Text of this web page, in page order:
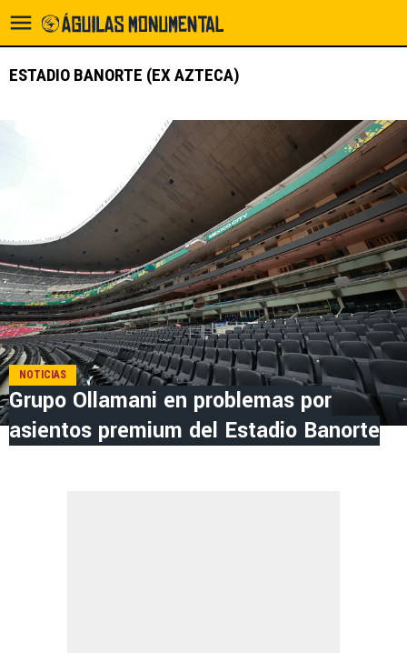
ESTADIO BANORTE (EX AZTECA)
NOTICIAS
Grupo Ollamani en problemas por
asientos premium del Estadio Banorte